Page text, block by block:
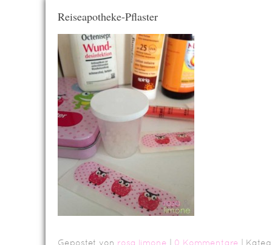
Reiseapotheke-Pflaster
Gepostet von rosa limone 0 Kommentare |